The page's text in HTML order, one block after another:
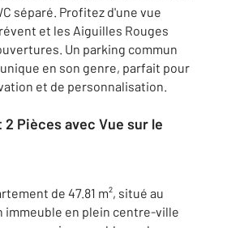
séparé. Profitez d'une vue
et les Aiguilles Rouges
Un parking commun
en son genre, parfait pour
et de personnalisation.
Pièces avec Vue sur le
de 47.81 m², situé au
immeuble en plein centre-ville